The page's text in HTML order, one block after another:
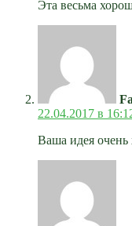
Эта весьма
22.04.2017 в
Ваша идея очень